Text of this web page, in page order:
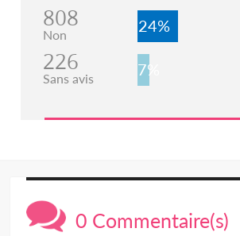
808
Non 24%
226
Sans avis 7%
0 Commentaire(s)